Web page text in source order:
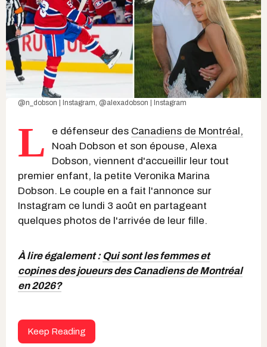
@n_dobson | Instagram @alexadobson | Instagram
L e défenseur des Canadiens de Montréal,
Noah Dobson et son épouse, Alexa
Dobson, viennent d'accueillir leur tout
premier enfant, la petite Veronika Marina
Dobson. Le couple en a fait l'annonce sur
Instagram ce lundi 3 août en partageant
quelques photos de l'arrivée de leur fille.
À lire également : Qui sont les femmes et
copines des joueurs des Canadiens de Montréal
en 2026?
Keep Reading